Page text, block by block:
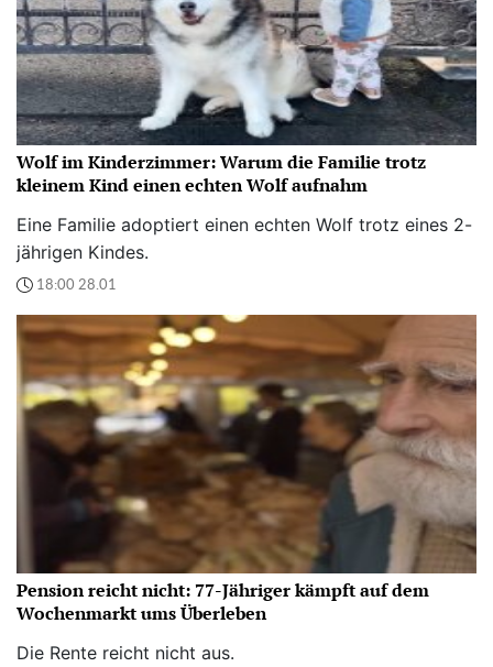
Wolf im Kinderzimmer: Warum die Familie trotz
kleinem Kind einen echten Wolf aufnahm
Eine Familie adoptiert einen echten Wolf trotz eines 2-
jährigen Kindes.
18:00 28.01
Pension reicht nicht: 77-Jähriger kämpft auf dem
Wochenmarkt ums Überleben
Die Rente reicht nicht aus.